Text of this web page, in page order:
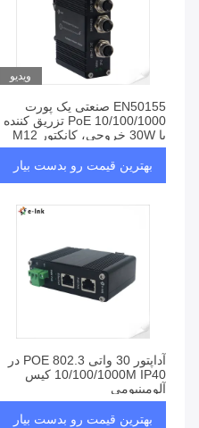
ویدیو
EN50155 صنعتی یک پورت
10/100/1000 PoE تزریق کننده
با 30W خروجی، کانکتور M12
بهترین قیمت رو بدست بیار
آداپتور 30 ​​واتی POE 802.3 در
10/100/1000M IP40 کیس
آلومینیومی
بهترین قیمت رو بدست بیار